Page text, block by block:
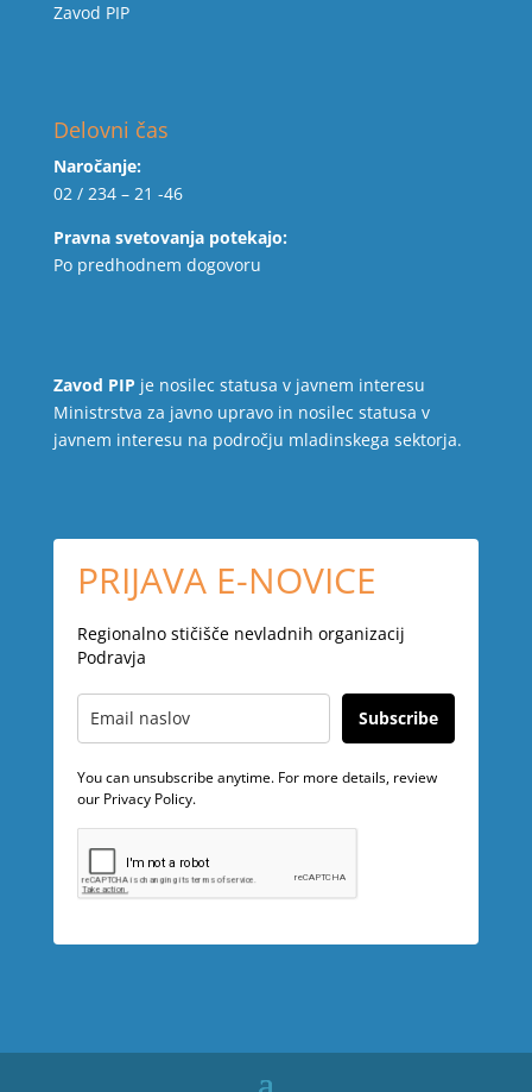
Zavod PIP
Delovni čas
Naročanje:
02 / 234 – 21 -46
Pravna svetovanja potekajo:
Po predhodnem dogovoru
Zavod PIP je nosilec statusa v javnem interesu
Ministrstva za javno upravo in nosilec statusa v
javnem interesu na področju mladinskega sektorja.
PRIJAVA E-NOVICE
Regionalno stičišče nevladnih organizacij
Podravja
Subscribe
You can unsubscribe anytime. For more details, review
our Privacy Policy.